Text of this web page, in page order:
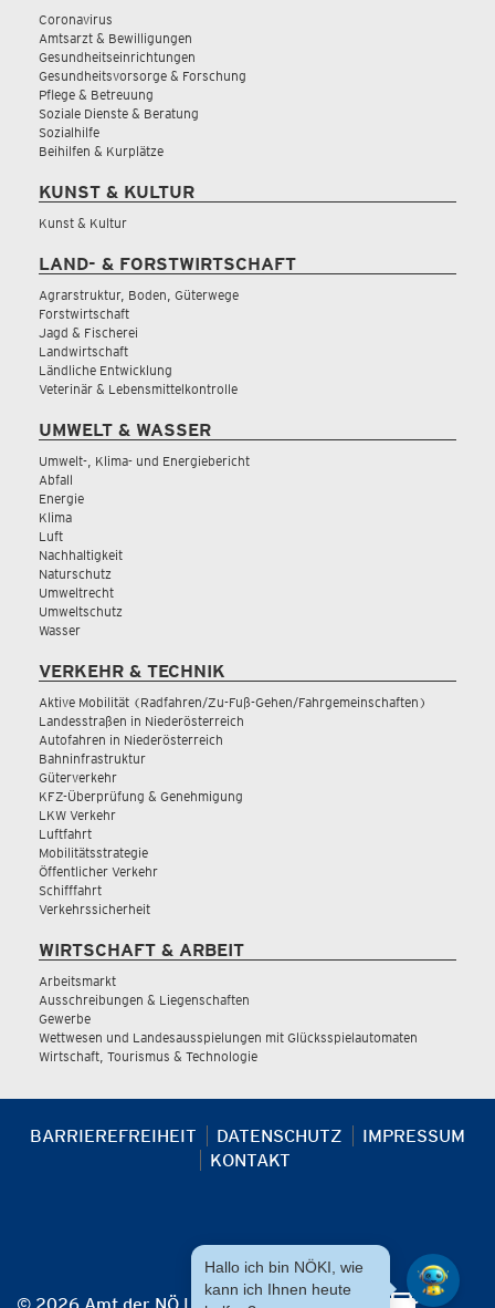
Coronavirus
Amtsarzt & Bewilligungen
Gesundheitseinrichtungen
Gesundheitsvorsorge & Forschung
Pflege & Betreuung
Soziale Dienste & Beratung
Sozialhilfe
Beihilfen & Kurplätze
KUNST & KULTUR
Kunst & Kultur
LAND- & FORSTWIRTSCHAFT
Agrarstruktur, Boden, Güterwege
Forstwirtschaft
Jagd & Fischerei
Landwirtschaft
Ländliche Entwicklung
Veterinär & Lebensmittelkontrolle
UMWELT & WASSER
Umwelt-, Klima- und Energiebericht
Abfall
Energie
Klima
Luft
Nachhaltigkeit
Naturschutz
Umweltrecht
Umweltschutz
Wasser
VERKEHR & TECHNIK
Aktive Mobilität (Radfahren/Zu-Fuß-Gehen/Fahrgemeinschaften)
Landesstraßen in Niederösterreich
Autofahren in Niederösterreich
Bahninfrastruktur
Güterverkehr
KFZ-Überprüfung & Genehmigung
LKW Verkehr
Luftfahrt
Mobilitätsstrategie
Öffentlicher Verkehr
Schifffahrt
Verkehrssicherheit
WIRTSCHAFT & ARBEIT
Arbeitsmarkt
Ausschreibungen & Liegenschaften
Gewerbe
Wettwesen und Landesausspielungen mit Glücksspielautomaten
Wirtschaft, Tourismus & Technologie
BARRIEREFREIHEIT DATENSCHUTZ
IMPRESSUM
KONTAKT
Hallo ich bin NÖKI, wie
kann ich Ihnen heute